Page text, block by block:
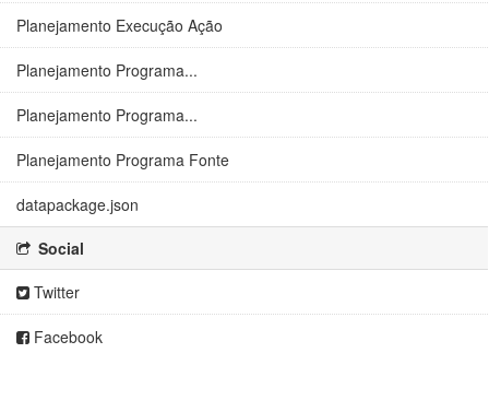
Planejamento Execução Ação
Planejamento Programa...
Planejamento Programa...
Planejamento Programa Fonte
datapackage.json
Social
Twitter
Facebook